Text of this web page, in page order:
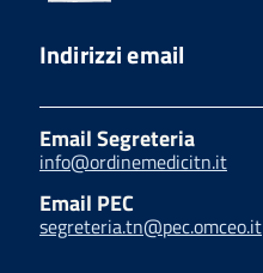
Indirizzi email
Email Segreteria
info@ordinemedicitn.it
Email PEC
segreteria.tn@pec.omceo.it